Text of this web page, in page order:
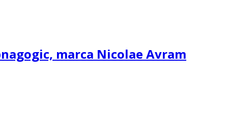
marca Nicolae Avram